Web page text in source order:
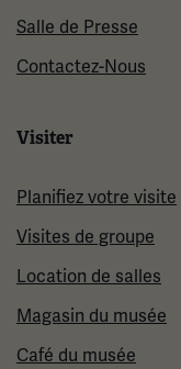
Salle de Presse
Contactez-Nous
Visiter
Planifiez votre visite
Visites de groupe
Location de salles
Magasin du musée
Café du musée